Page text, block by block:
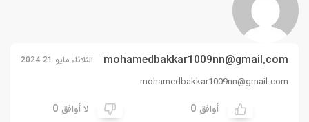
mohamedbakkar1009nn@gmail.com الثلاثاء مايو 21 2024
mohamedbakkar1009nn@gmail.com
أوافق 0 لا أوافق 0